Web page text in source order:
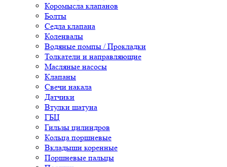
Коромысла клапанов
Болты
Седла клапана
Коленвалы
Водяные помпы / Прокладки
Толкатели и направляющие
Масляные насосы
Клапаны
Свечи накала
Датчики
Втулки шатуна
ГБЦ
Гильзы цилиндров
Кольца поршневые
Вкладыши коренные
Поршневые пальцы